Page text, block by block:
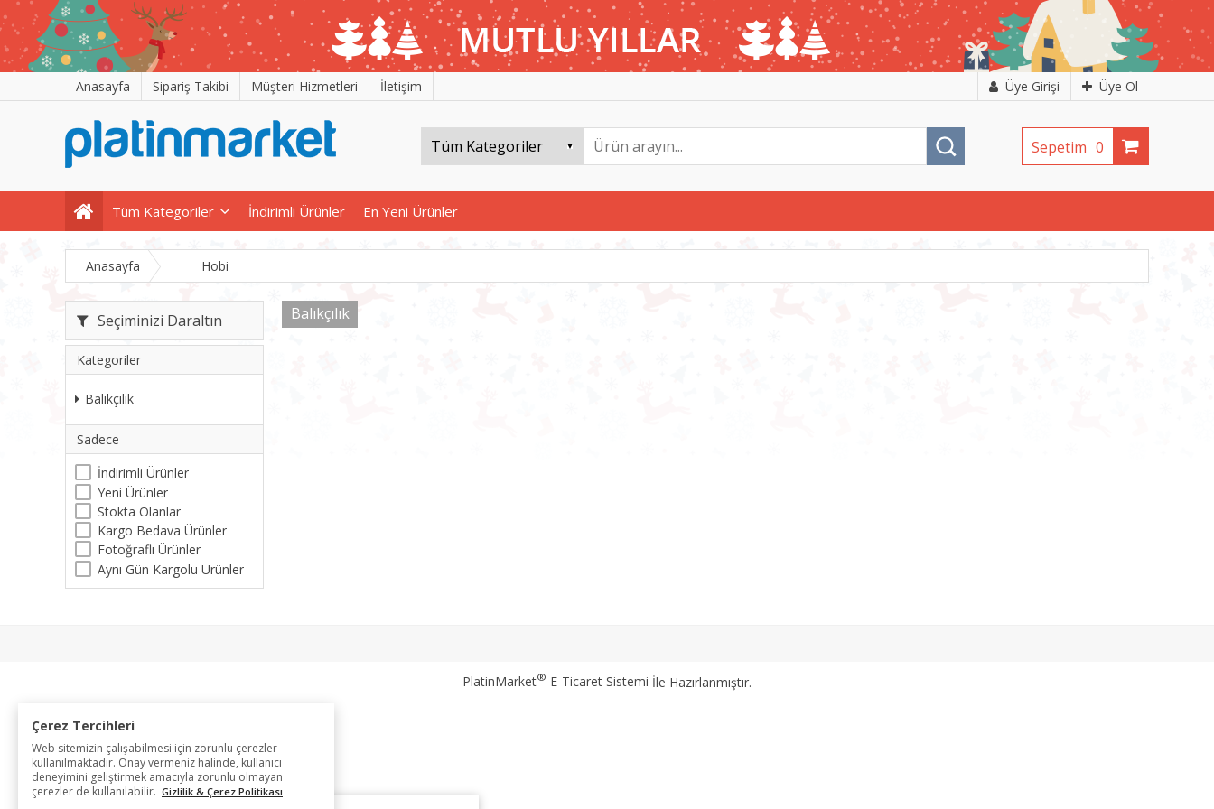
Anasayfa Sipariş Takibi Müşteri Hizmetleri İletişim Üye Girişi Üye Ol
Sepetim 0
Tüm Kategoriler İndirimli Ürünler En Yeni Ürünler
Anasayfa Hobi
Seçiminizi Daraltın
Kategoriler
Balıkçılık
Sadece
İndirimli Ürünler
Yeni Ürünler
Stokta Olanlar
Kargo Bedava Ürünler
Fotoğraflı Ürünler
Aynı Gün Kargolu Ürünler
Balıkçılık
Çerez Tercihleri
Web sitemizin çalışabilmesi için zorunlu çerezler
kullanılmaktadır. Onay vermeniz halinde, kullanıcı
deneyimini geliştirmek amacıyla zorunlu olmayan
çerezler de kullanılabilir. Gizlilik & Çerez Politikası
PlatinMarket® E-Ticaret Sistemi İle Hazırlanmıştır.